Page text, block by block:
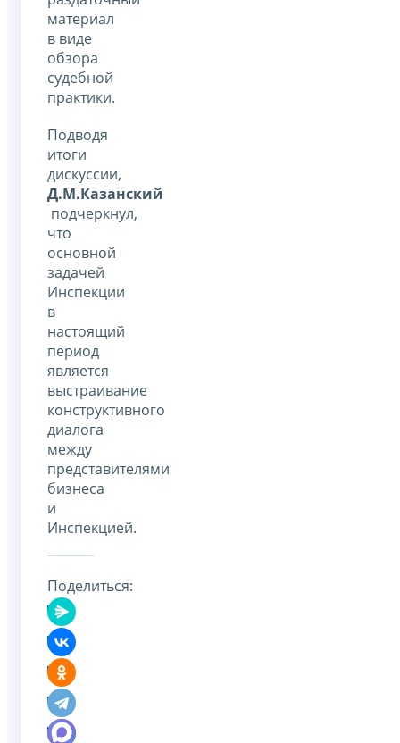
материал
в виде
обзора
судебной
практики.
Подводя
итоги
дискуссии,
Д.М.Казанский
подчеркнул,
что
основной
задачей
Инспекции
в
настоящий
период
является
выстраивание
конструктивного
диалога
между
представителями
бизнеса
и
Инспекцией.
Поделиться: